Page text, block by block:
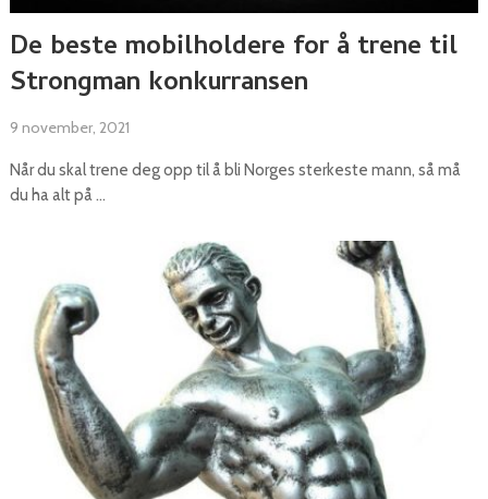
De beste mobilholdere for å trene til
Strongman konkurransen
9 november, 2021
Når du skal trene deg opp til å bli Norges sterkeste mann, så må
du ha alt på …